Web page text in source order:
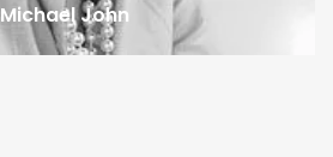
Michael John